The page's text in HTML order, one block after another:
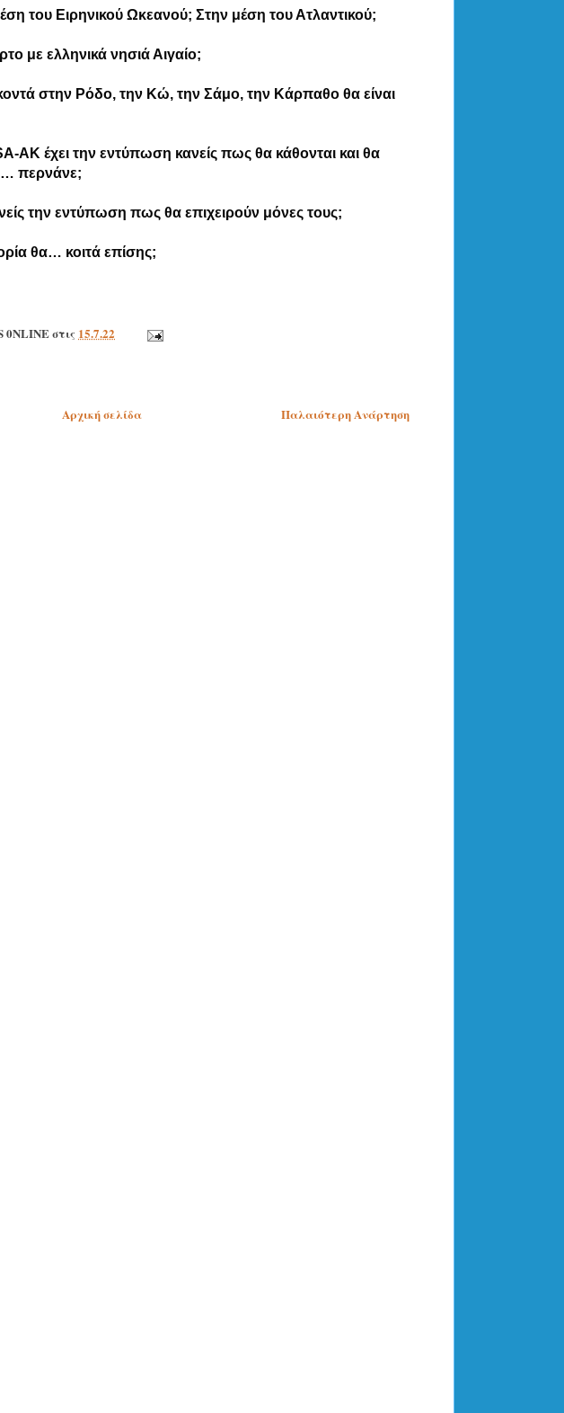
του Ειρηνικού Ωκεανού; Στην μέση του Ατλαντικού;
με ελληνικά νησιά Αιγαίο;
στην Ρόδο, την Κώ, την Σάμο, την Κάρπαθο θα είναι
AK έχει την εντύπωση κανείς πως θα κάθονται και θα
περνάνε;
την εντύπωση πως θα επιχειρούν μόνες τους;
θα… κοιτά επίσης;
0NLINEστις 15.7.22
Παλαιότερη Ανάρτηση
Αρχική σελίδα